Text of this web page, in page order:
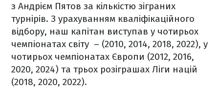
з Андрієм Пятов за кількістю зіграних
турнірів. З урахуванням кваліфікаційного
відбору, наш капітан виступав у чотирьох
чемпіонатах світу – (2010, 2014, 2018, 2022), у
чотирьох чемпіонатах Європи (2012, 2016,
2020, 2024) та трьох розіграшах Ліги націй
(2018, 2020, 2022).